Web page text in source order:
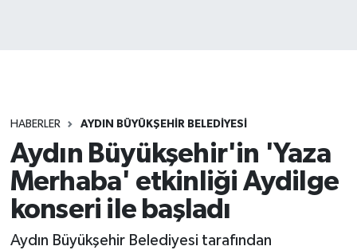
HABERLER AYDIN BÜYÜKŞEHİR BELEDİYESİ
Aydın Büyükşehir'in 'Yaza
Merhaba' etkinliği Aydilge
konseri ile başladı
Aydın Büyükşehir Belediyesi tarafından
Tüm Manşetler
Son Dakika Haberleri
Haber Arşivi